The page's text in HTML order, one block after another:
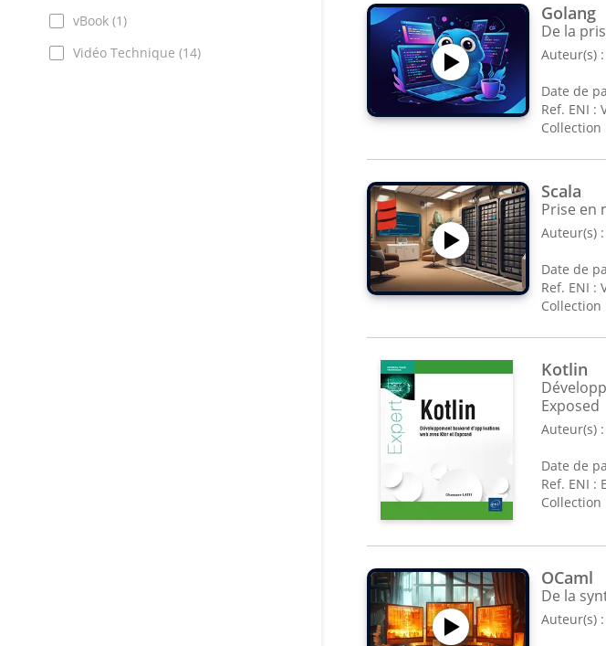
vBook (1)
Vidéo Technique (14)
Golang
De la
Auteur(s) :
Date de
Ref. ENI :
Collection
Scala
Prise en
Auteur(s) :
Date de
Ref. ENI :
Collection
Kotlin
Exposed
Auteur(s) :
Date de
Ref. ENI :
Collection
OCaml
De la
Auteur(s) :